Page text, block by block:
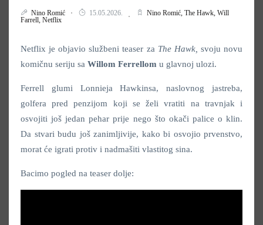
Nino Romić 15.05.2026. Nino Romić, The Hawk, Will
Farrell, Netflix
Netflix je objavio službeni teaser za The Hawk, svoju novu
komičnu seriju sa Willom Ferrellom u glavnoj ulozi.
Ferrell glumi Lonnieja Hawkinsa, naslovnog jastreba,
golfera pred penzijom koji se želi vratiti na travnjak i
osvojiti još jedan pehar prije nego što okači palice o klin.
Da stvari budu još zanimljivije, kako bi osvojio prvenstvo,
morat će igrati protiv i nadmašiti vlastitog sina.
Bacimo pogled na teaser dolje: